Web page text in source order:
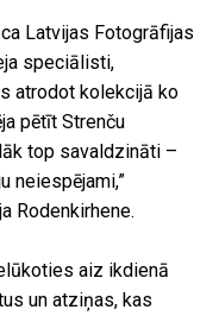
Latvijas Fotogrāfijas
speciālisti,
atrodot kolekcijā ko
pētīt Strenču
top savaldzināti –
neiespējami,”
Rodenkirhene.
aiz ikdienā
un atziņas, kas